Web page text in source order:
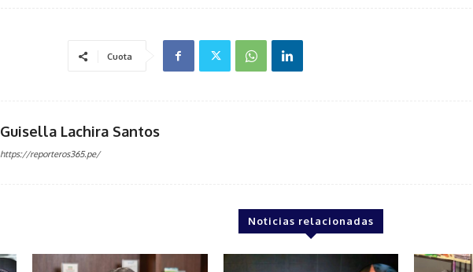
Cuota
Guisella Lachira Santos
https://reporteros365.pe/
Noticias relacionadas